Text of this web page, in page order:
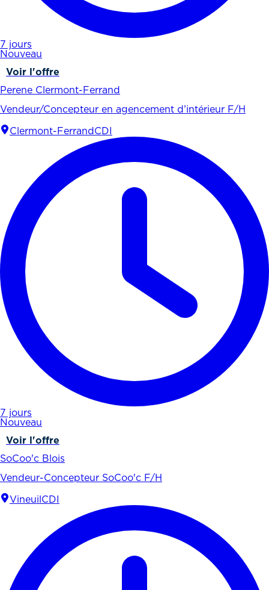
7 jours
Nouveau
Voir l'offre
Perene Clermont-Ferrand
Vendeur/Concepteur en agencement d’intérieur F/H
Clermont-Ferrand CDI
7 jours
Nouveau
Voir l'offre
SoCoo'c Blois
Vendeur-Concepteur SoCoo'c F/H
Vineuil CDI